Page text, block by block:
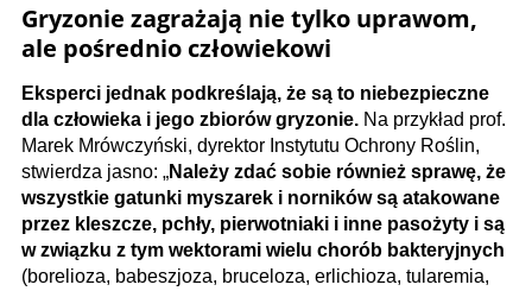
Gryzonie zagrażają nie tylko uprawom,
ale pośrednio człowiekowi
Eksperci jednak podkreślają, że są to niebezpieczne
dla człowieka i jego zbiorów gryzonie. Na przykład prof.
Marek Mrówczyński, dyrektor Instytutu Ochrony Roślin,
stwierdza jasno: „Należy zdać sobie również sprawę, że
wszystkie gatunki myszarek i norników są atakowane
przez kleszcze, pchły, pierwotniaki i inne pasożyty i są
w związku z tym wektorami wielu chorób bakteryjnych
(borelioza, babeszjoza, bruceloza, erlichioza, tularemia,